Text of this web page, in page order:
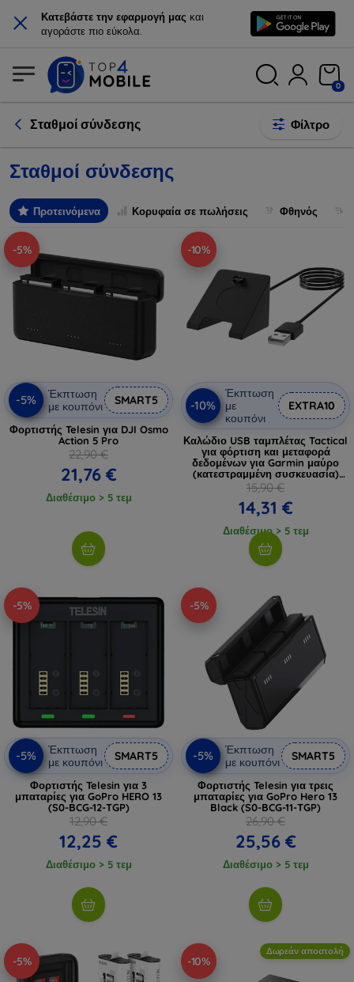
× Κατεβάστε την εφαρμογή μας και
αγοράστε πιο εύκολα.
0
Σταθμοί σύνδεσης Φίλτρο
Σταθμοί σύνδεσης
Προτεινόμενα Κορυφαία σε πωλήσεις Φθηνός
-5%
-5%
Έκπτωση
με κουπόνι
SMART5
Φορτιστής Telesin για DJI Osmo
Action 5 Pro
22,90 €
21,76 €
Διαθέσιμο > 5 τεμ
-10%
-10%
Έκπτωση
με
κουπόνι
EXTRA10
Καλώδιο USB ταμπλέτας Tactical
για φόρτιση και μεταφορά
δεδομένων για Garmin μαύρο
(κατεστραμμένη συσκευασία)
(57983129863)
15,90 €
14,31 €
Διαθέσιμο > 5 τεμ
-5%
-5%
Έκπτωση
με κουπόνι
SMART5
Φορτιστής Telesin για 3
μπαταρίες για GoPro HERO 13
(S0-BCG-12-TGP)
12,90 €
12,25 €
Διαθέσιμο > 5 τεμ
-5%
-5%
Έκπτωση
με κουπόνι
SMART5
Φορτιστής Telesin για τρεις
μπαταρίες για GoPro Hero 13
Black (S0-BCG-11-TGP)
26,90 €
25,56 €
Διαθέσιμο > 5 τεμ
-5% -10%
Δωρεάν αποστολή